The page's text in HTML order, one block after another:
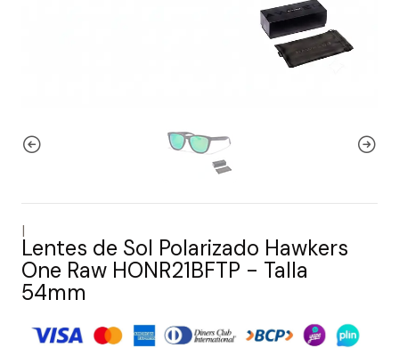
|
Lentes de Sol Polarizado Hawkers
One Raw HONR21BFTP - Talla
54mm